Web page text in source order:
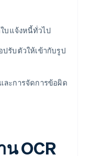
ใบแจ้งหนี้ทั่วไป
รับตัวให้เข้ากับรูป
ละการจัดการข้อผิด
OCR